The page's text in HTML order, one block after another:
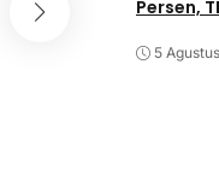
Olahraga
Persen,
5